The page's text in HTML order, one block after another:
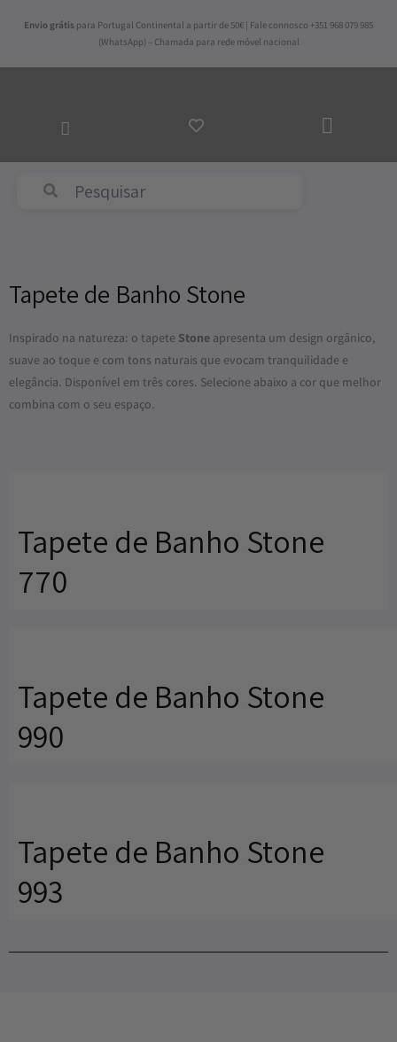
Envio grátis para Portugal Continental a partir de 50€ | Fale connosco +351 968 079 985
(WhatsApp) – Chamada para rede móvel nacional
AO
Tapete de Banho Stone
Inspirado na natureza: o tapete Stone apresenta um design orgânico,
suave ao toque e com tons naturais que evocam tranquilidade e
elegância. Disponível em três cores. Selecione abaixo a cor que melhor
combina com o seu espaço.
Tapete de Banho Stone
770
Tapete de Banho Stone
990
Tapete de Banho Stone
993